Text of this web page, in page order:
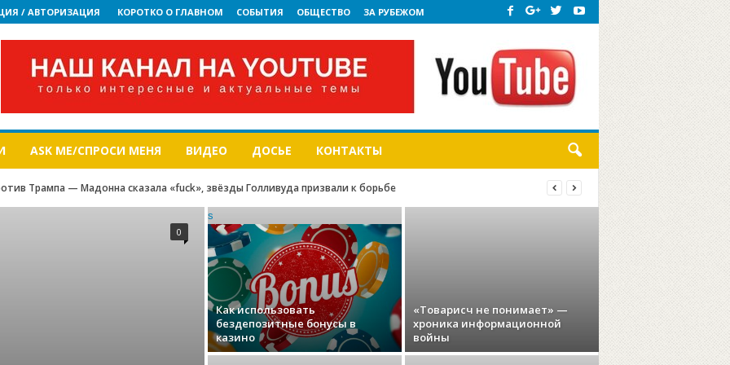
/ АВТОРИЗАЦИЯ КОРОТКО О ГЛАВНОМ СОБЫТИЯ ОБЩЕСТВО
ЗА РУБЕЖОМ
ASK ME/СПРОСИ МЕНЯ ВИДЕО ДОСЬЕ КОНТАКТЫ
Трампа — Мадонна сказала «fuck», звёзды Голливуда призвали к борьбе
0
s
Как использовать
бездепозитные бонусы в
казино
«Товарисч не понимает» —
хроника информационной
войны